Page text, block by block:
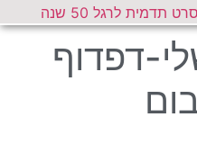
דפדוף